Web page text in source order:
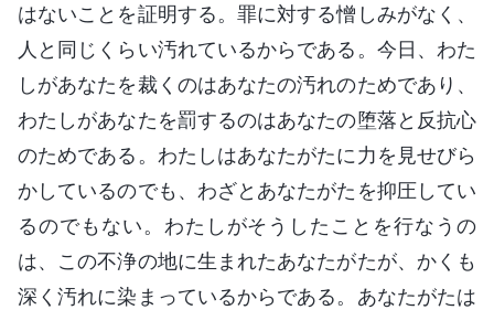
はないことを証明する。罪に対する憎しみがなく、
人と同じくらい汚れているからである。今日、わた
しがあなたを裁くのはあなたの汚れのためであり、
わたしがあなたを罰するのはあなたの堕落と反抗心
のためである。わたしはあなたがたに力を見せびら
かしているのでも、わざとあなたがたを抑圧してい
るのでもない。わたしがそうしたことを行なうの
は、この不浄の地に生まれたあなたがたが、かくも
深く汚れに染まっているからである。あなたがたは